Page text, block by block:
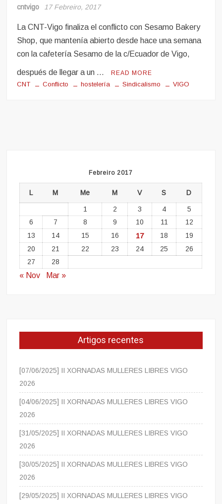
cntvigo 17 Febreiro, 2017
La CNT-Vigo finaliza el conflicto con Sesamo Bakery
Shop, que mantenía abierto desde hace una semana
con la cafetería Sesamo de la c/Ecuador de Vigo,
después de llegar a un … READ MORE
CNT Conflicto hostelería Sindicalismo VIGO
Febreiro 2017
L M Me M V S D
1 2 3 4
5
6
7 8 9 10 11
12
13
14 15 16 17 18
19
20
21 22 23 24 25
26
27
28
« Nov Mar »
Artigos recentes
[07/06/2025] II XORNADAS MULLERES LIBRES VIGO
2026
[04/06/2025] II XORNADAS MULLERES LIBRES VIGO
2026
[31/05/2025] II XORNADAS MULLERES LIBRES VIGO
2026
[30/05/2025] II XORNADAS MULLERES LIBRES VIGO
2026
[29/05/2025] II XORNADAS MULLERES LIBRES VIGO